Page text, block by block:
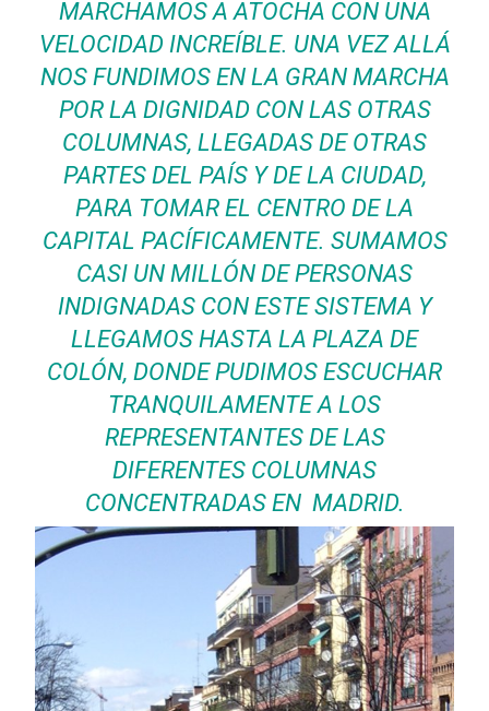
MARCHAMOS A ATOCHA CON UNA
VELOCIDAD INCREÍBLE. UNA VEZ ALLÁ
NOS FUNDIMOS EN LA GRAN MARCHA
POR LA DIGNIDAD CON LAS OTRAS
COLUMNAS, LLEGADAS DE OTRAS
PARTES DEL PAÍS Y DE LA CIUDAD,
PARA TOMAR EL CENTRO DE LA
CAPITAL PACÍFICAMENTE. SUMAMOS
CASI UN MILLÓN DE PERSONAS
INDIGNADAS CON ESTE SISTEMA Y
LLEGAMOS HASTA LA PLAZA DE
COLÓN, DONDE PUDIMOS ESCUCHAR
TRANQUILAMENTE A LOS
REPRESENTANTES DE LAS
DIFERENTES COLUMNAS
CONCENTRADAS EN MADRID.